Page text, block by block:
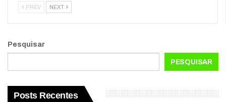
PREV NEXT
Pesquisar
PESQUISAR
Posts Recentes